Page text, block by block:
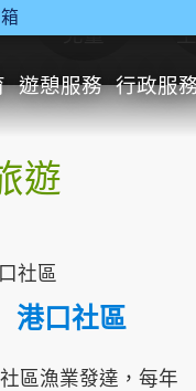
遊憩服務 行政服
兒童
遊
港口社區
區漁業發達，每年